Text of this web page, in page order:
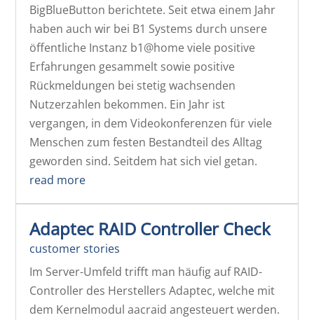
BigBlueButton berichtete. Seit etwa einem Jahr
haben auch wir bei B1 Systems durch unsere
öffentliche Instanz b1@home viele positive
Erfahrungen gesammelt sowie positive
Rückmeldungen bei stetig wachsenden
Nutzerzahlen bekommen. Ein Jahr ist
vergangen, in dem Videokonferenzen für viele
Menschen zum festen Bestandteil des Alltag
geworden sind. Seitdem hat sich viel getan.
read more
Adaptec RAID Controller Check
customer stories
Im Server-Umfeld trifft man häufig auf RAID-
Controller des Herstellers Adaptec, welche mit
dem Kernelmodul aacraid angesteuert werden.